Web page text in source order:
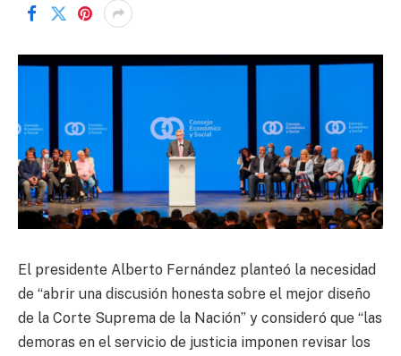
El presidente Alberto Fernández planteó la necesidad
de “abrir una discusión honesta sobre el mejor diseño
de la Corte Suprema de la Nación” y consideró que “las
demoras en el servicio de justicia imponen revisar los